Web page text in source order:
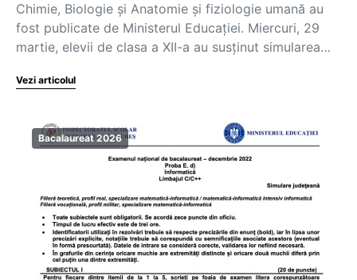
Chimie, Biologie și Anatomie și fiziologie umană au
fost publicate de Ministerul Educației. Miercuri, 29
martie, elevii de clasa a XII-a au susținut simularea…
Vezi articolul
Bacalaureat 2026